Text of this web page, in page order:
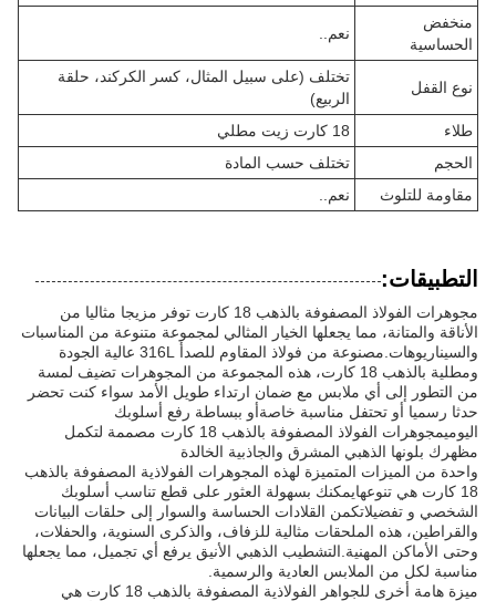
منخفض
الحساسية
نعم..
نوع القفل
تختلف (على سبيل المثال، كسر الكركند، حلقة
الربيع)
طلاء
18 كارت زيت مطلي
الحجم
تختلف حسب المادة
مقاومة للتلوث
نعم..
التطبيقات:
مجوهرات الفولاذ المصفوفة بالذهب 18 كارت توفر مزيجا مثاليا من
الأناقة والمتانة، مما يجعلها الخيار المثالي لمجموعة متنوعة من المناسبات
والسيناريوهات.مصنوعة من فولاذ المقاوم للصدأ 316L عالية الجودة
ومطلية بالذهب 18 كارت، هذه المجموعة من المجوهرات تضيف لمسة
من التطور إلى أي ملابس مع ضمان ارتداء طويل الأمد سواء كنت تحضر
حدثا رسميا أو تحتفل مناسبة خاصةأو ببساطة رفع أسلوبك
اليوميمجوهرات الفولاذ المصفوفة بالذهب 18 كارت مصممة لتكمل
مظهرك بلونها الذهبي المشرق والجاذبية الخالدة
واحدة من الميزات المتميزة لهذه المجوهرات الفولاذية المصفوفة بالذهب
18 كارت هي تنوعهايمكنك بسهولة العثور على قطع تناسب أسلوبك
الشخصي و تفضيلاتكمن القلادات الحساسة والسوار إلى حلقات البيانات
والقراطين، هذه الملحقات مثالية للزفاف، والذكرى السنوية، والحفلات،
وحتى الأماكن المهنية.التشطيب الذهبي الأنيق يرفع أي تجميل، مما يجعلها
مناسبة لكل من الملابس العادية والرسمية.
ميزة هامة أخرى للجواهر الفولاذية المصفوفة بالذهب 18 كارت هي